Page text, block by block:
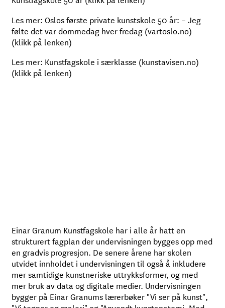
Les mer:Oslos første private kunstskole 50 år: – Jeg
følte det var dommedag hver fredag (vartoslo.no)
(klikk på lenken)
Les mer: Kunstfagskole i særklasse (kunstavisen.no)
(klikk på lenken)
Einar Granum Kunstfagskole har i alle år hatt en
strukturert fagplan der undervisningen bygges opp med
en gradvis progresjon. De senere årene har skolen
utvidet innholdet i undervisningen til også å inkludere
mer samtidige kunstneriske uttrykksformer, og med
mer bruk av data og digitale medier. Undervisningen
bygger på Einar Granums lærerbøker "Vi ser på kunst",